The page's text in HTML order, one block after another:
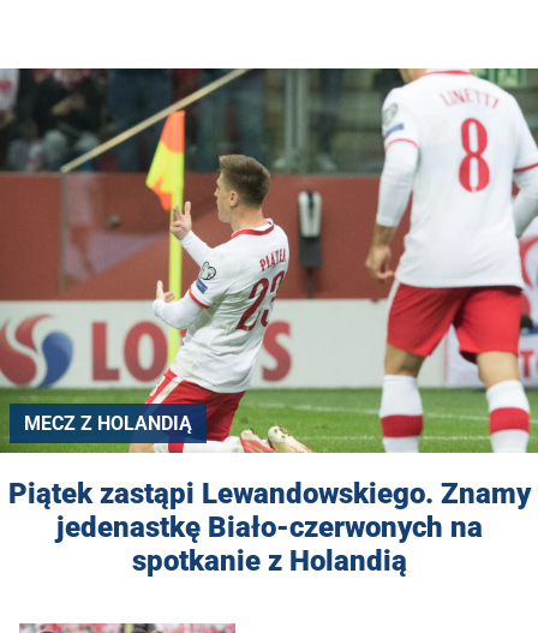
MECZ Z HOLANDIĄ
Piątek zastąpi Lewandowskiego. Znamy
jedenastkę Biało-czerwonych na
spotkanie z Holandią